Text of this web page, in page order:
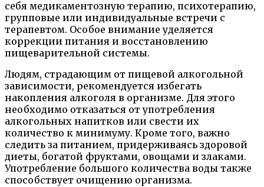
себя медикаментозную терапию, психотерапию,
групповые или индивидуальные встречи с
терапевтом. Особое внимание уделяется
коррекции питания и восстановлению
пищеварительной системы.
Людям, страдающим от пищевой алкогольной
зависимости, рекомендуется избегать
накопления алкоголя в организме. Для этого
необходимо отказаться от употребления
алкогольных напитков или свести их
количество к минимуму. Кроме того, важно
следить за питанием, придерживаясь здоровой
диеты, богатой фруктами, овощами и злаками.
Употребление большого количества воды также
способствует очищению организма.